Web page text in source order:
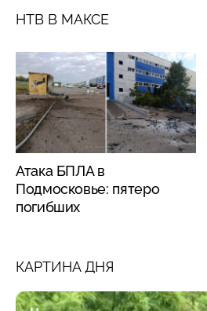
НТВ В МАКСЕ
Атака БПЛА в
Подмосковье: пятеро
погибших
КАРТИНА ДНЯ